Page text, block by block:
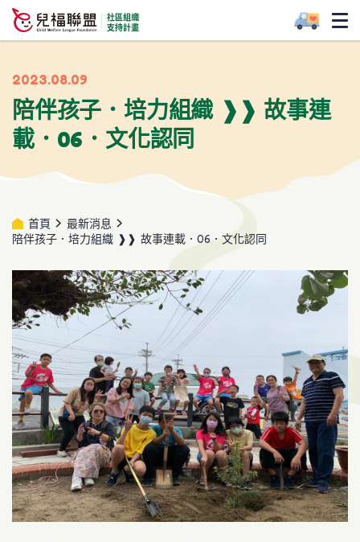
2023.08.09
陪伴孩子．培力組織 ❱❱ 故事連
載．06．文化認同
首頁
最新消息
陪伴孩子．培力組織 ❱❱ 故事連載．06．文化認同